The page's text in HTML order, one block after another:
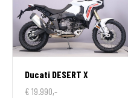
Ducati DESERT X
€ 19.990,-